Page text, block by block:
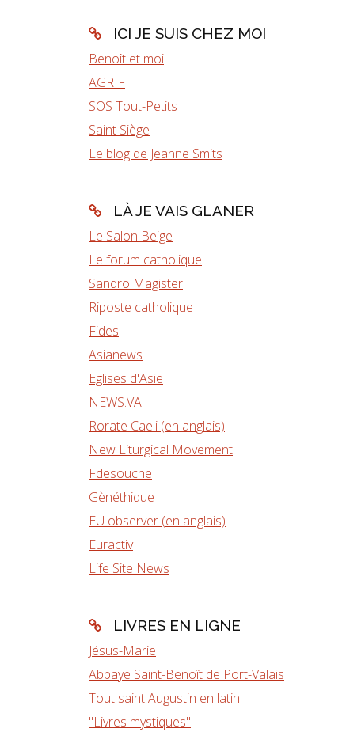
ICI JE SUIS CHEZ MOI
Benoît et moi
AGRIF
SOS Tout-Petits
Saint Siège
Le blog de Jeanne Smits
LÀ JE VAIS GLANER
Le Salon Beige
Le forum catholique
Sandro Magister
Riposte catholique
Fides
Asianews
Eglises d'Asie
NEWS.VA
Rorate Caeli (en anglais)
New Liturgical Movement
Fdesouche
Gènéthique
EU observer (en anglais)
Euractiv
Life Site News
LIVRES EN LIGNE
Jésus-Marie
Abbaye Saint-Benoît de Port-Valais
Tout saint Augustin en latin
"Livres mystiques"